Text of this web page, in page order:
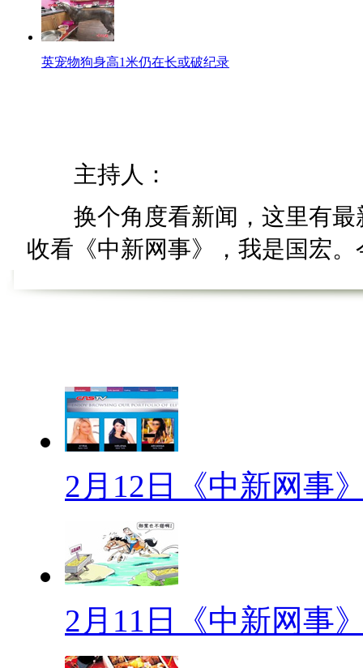
英宠物狗身高1米仍在长或破纪录
主持人：
换个角度看新闻，这里有最
收看《中新网事》，我是国宏
健身跑步没什么稀罕的，可
公鸡还有自己专用的跑步机，
炼这几公鸡显得身强力壮，英
才了！
【甘蔗西施】
近日，四川自贡网友发帖称
片。图中的女子身材高挑、长
球。女孩的母亲说，女儿每年
2月12日《中新网事
2月11日《中新网事